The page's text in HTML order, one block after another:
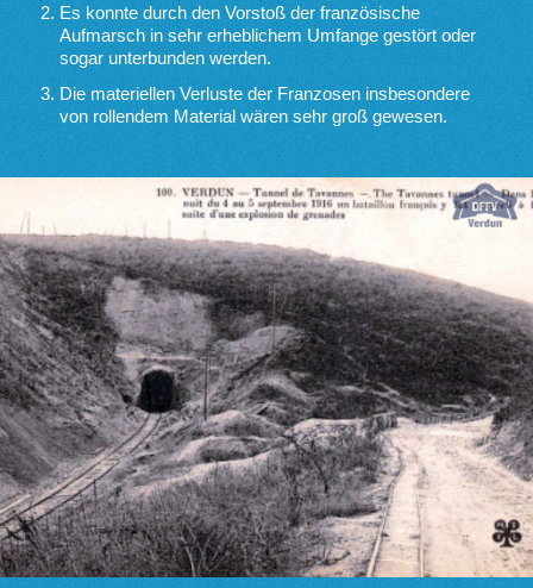
Es konnte durch den Vorstoß der französische
Aufmarsch in sehr erheblichem Umfange gestört oder
sogar unterbunden werden.
Die materiellen Verluste der Franzosen insbesondere
von rollendem Material wären sehr groß gewesen.